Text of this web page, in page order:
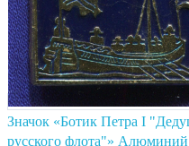
Значок «Ботик Петра I
русского флота"» Алюминий